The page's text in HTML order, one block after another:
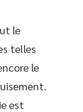
le
telles
le
est